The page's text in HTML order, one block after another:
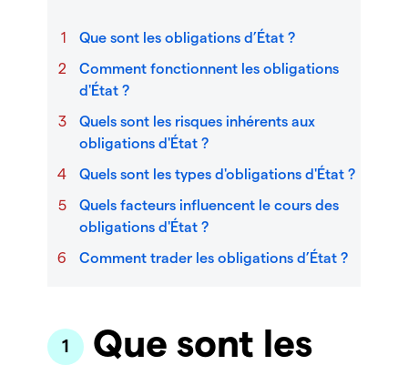
Que sont les obligations d’État ?
Comment fonctionnent les obligations
d'État ?
Quels sont les risques inhérents aux
obligations d'État ?
Quels sont les types d'obligations d'État ?
Quels facteurs influencent le cours des
obligations d'État ?
Comment trader les obligations d’État ?
Que sont les